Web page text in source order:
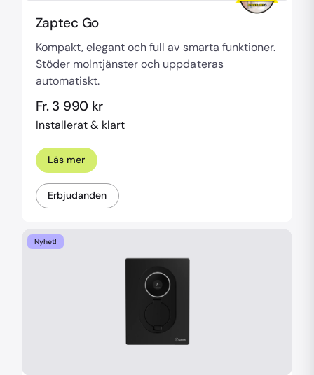
Zaptec Go
Kompakt, elegant och full av smarta funktioner.
Stöder molntjänster och uppdateras
automatiskt.
Fr. 3 990 kr
Installerat & klart
Läs mer
Erbjudanden
Nyhet!